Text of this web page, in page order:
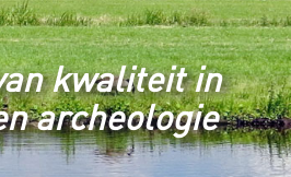
kwaliteit in
archeologie